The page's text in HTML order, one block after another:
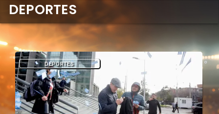
DEPORTES
DEPORTES